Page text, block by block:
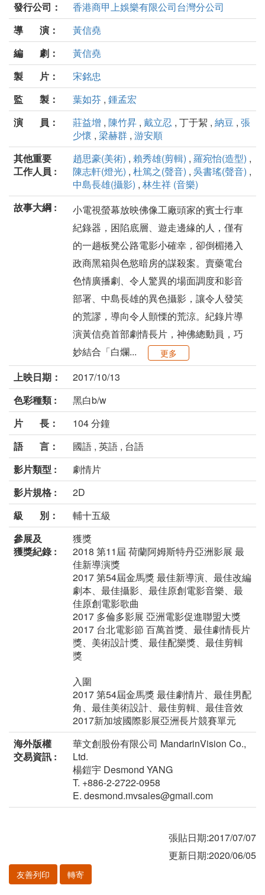
發行公司：
香港商甲上娛樂有限公司台灣分公司
導 演：
黃信堯
編 劇：
黃信堯
製 片：
宋銘忠
監 製：
葉如芬 , 鍾孟宏
演 員：
莊益增 , 陳竹昇 , 戴立忍 , 丁于絜 , 納豆 , 張
少懷 , 梁赫群 , 游安順
其他重要
工作人員 :
趙思豪(美術) , 賴秀雄(剪輯) , 羅宛怡(造型) ,
陳志軒(燈光) , 杜篤之(聲音) , 吳書瑤(聲音) ,
中島長雄(攝影) , 林生祥 (音樂)
故事大綱 :
小電視螢幕放映佛像工廠頭家的賓士行車
紀錄器，困陷底層、遊走邊緣的人，僅有
的一趟板凳公路電影小確幸，卻倒楣捲入
政商黑箱與色慾暗房的謀殺案。賣藥電台
色情廣播劇、令人驚異的場面調度和影音
部署、中島長雄的異色攝影，讓令人發笑
的荒謬，導向令人顫慄的荒涼。紀錄片導
演黃信堯首部劇情長片，神佛總動員，巧
妙結合「白爛...
更多
上映日期：
2017/10/13
色彩種類 :
黑白b/w
片 長：
104 分鐘
語 言：
國語 , 英語 , 台語
影片類型 :
劇情片
影片規格 :
2D
級 別：
輔十五級
參展及
獲獎紀錄 :
獲獎
2018 第11屆 荷蘭阿姆斯特丹亞洲影展 最
佳新導演獎
2017 第54屆金馬獎 最佳新導演、最佳改編
劇本、最佳攝影、最佳原創電影音樂、最
佳原創電影歌曲
2017 多倫多影展 亞洲電影促進聯盟大獎
2017 台北電影節 百萬首獎、最佳劇情長片
獎、美術設計獎、最佳配樂獎、最佳剪輯
獎
入圍
2017 第54屆金馬獎 最佳劇情片、最佳男配
角、最佳美術設計、最佳剪輯、最佳音效
2017新加坡國際影展亞洲長片競賽單元
海外版權
交易資訊 :
華文創股份有限公司 MandarinVision Co.,
Ltd.
楊鎧宇 Desmond YANG
T. +886-2-2722-0958
E. desmond.mvsales@gmail.com
張貼日期:2017/07/07
更新日期:2020/06/05
友善列印 轉寄